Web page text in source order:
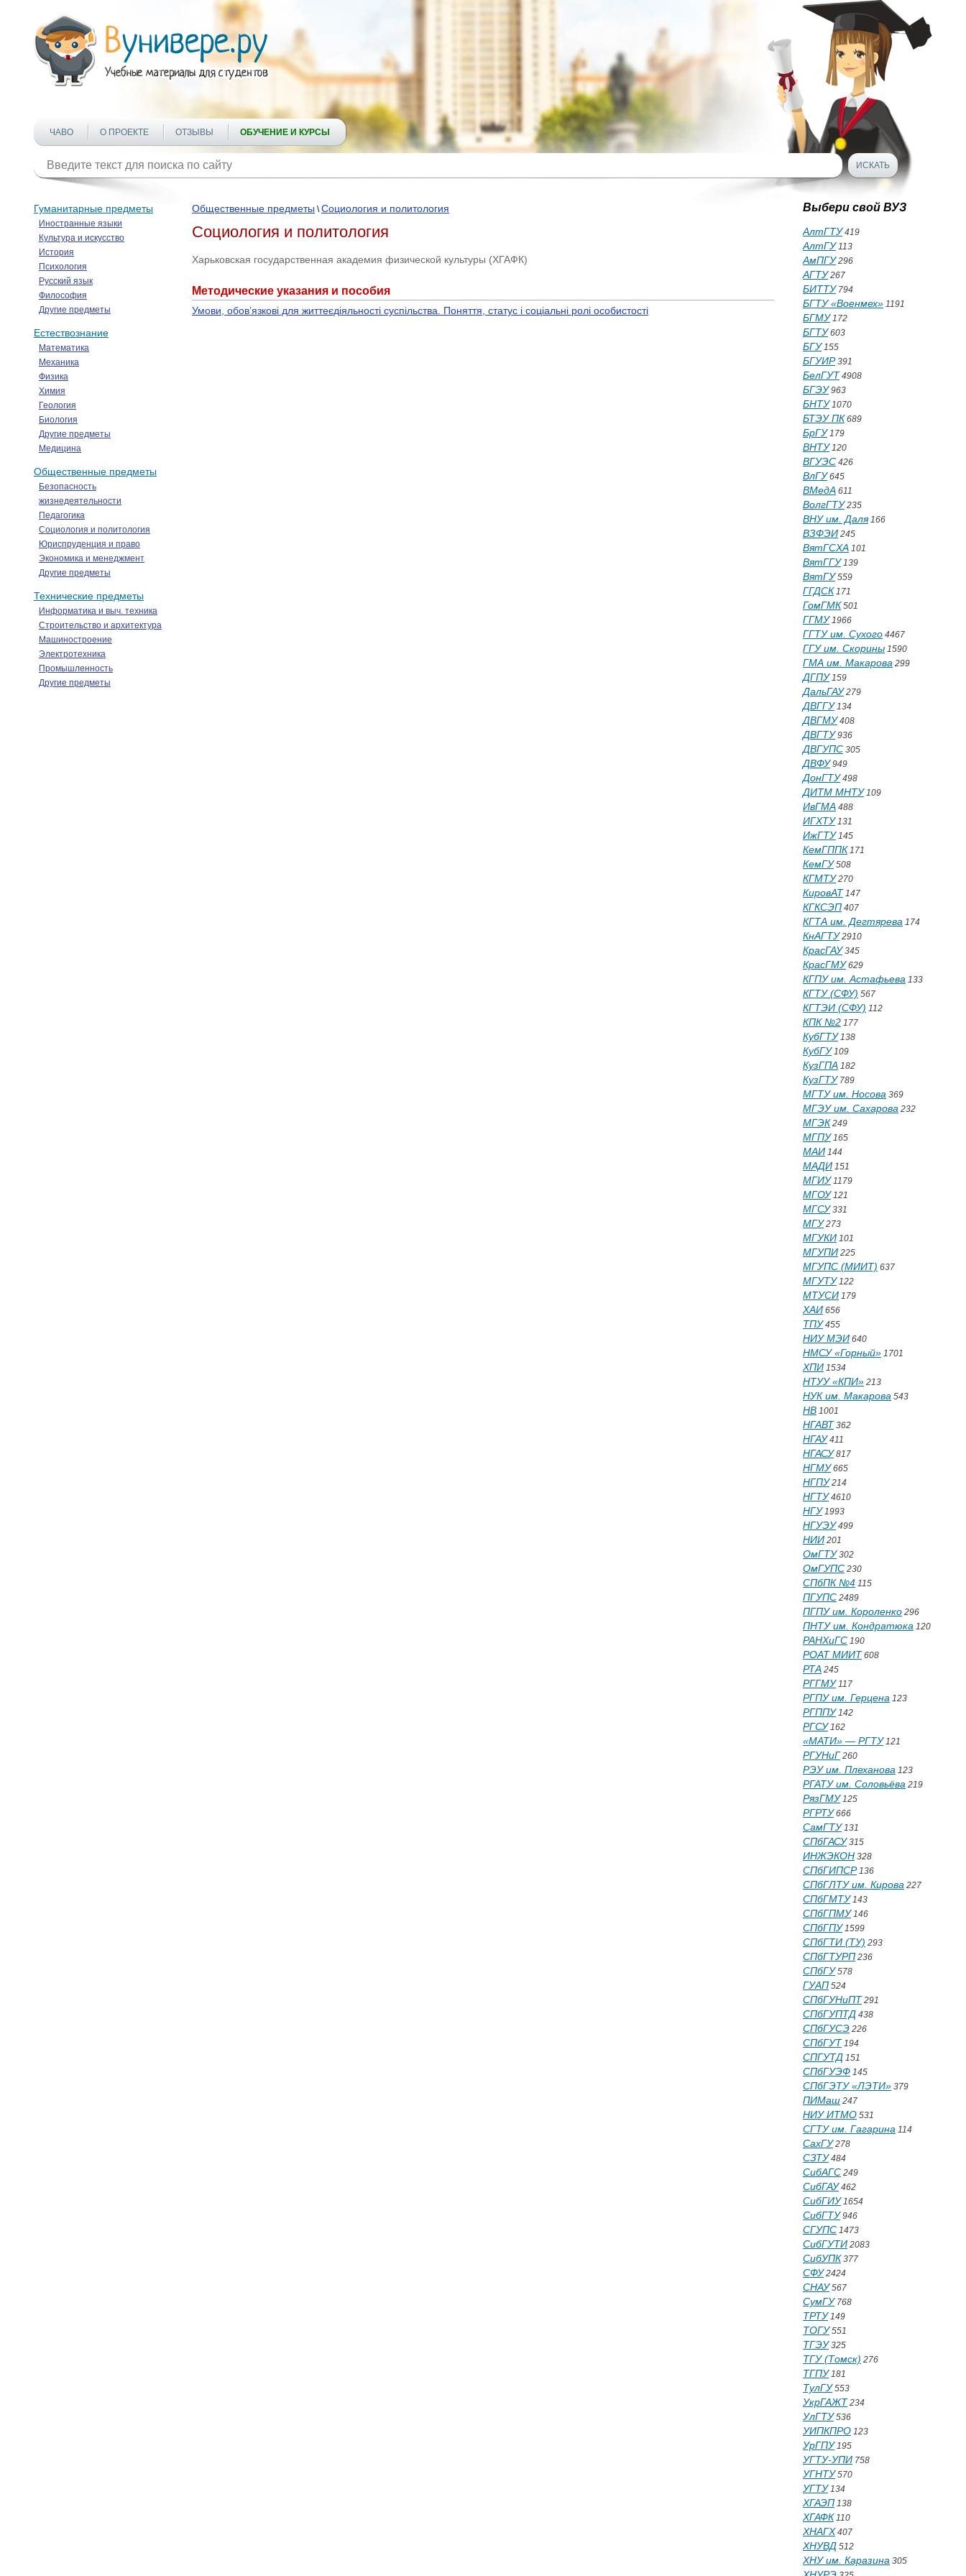
ЧАВО О ПРОЕКТЕ ОТЗЫВЫ ОБУЧЕНИЕ И КУРСЫ
Гуманитарные предметы
Иностранные языки
Культура и искусство
История
Психология
Русский язык
Философия
Другие предметы
Естествознание
Математика
Механика
Физика
Химия
Геология
Биология
Другие предметы
Медицина
Общественные предметы
Безопасность
жизнедеятельности
Педагогика
Социология и политология
Юриспруденция и право
Экономика и менеджмент
Другие предметы
Технические предметы
Информатика и выч. техника
Строительство и архитектура
Машиностроение
Электротехника
Промышленность
Другие предметы
Общественные предметы \Социология и политология
Социология и политология
Харьковская государственная академия физической культуры (ХГАФК)
Методические указания и пособия
Умови, обов’язкові для життеєдіяльності суспільства. Поняття, статус і соціальні ролі особистості
Выбери свой ВУЗ
АлтГТУ419
АлтГУ113
АмПГУ296
АГТУ267
БИТТУ794
БГТУ «Военмех» 1191
БГМУ172
БГТУ603
БГУ155
БГУИР391
БелГУТ 4908
БГЭУ963
БНТУ1070
БТЭУ ПК 689
БрГУ179
ВНТУ120
ВГУЭС 426
ВлГУ645
ВМедА 611
ВолгГТУ235
ВНУ им. Даля166
ВЗФЭИ 245
ВятГСХА 101
ВятГГУ139
ВятГУ559
ГГДСК 171
ГомГМК 501
ГГМУ1966
ГГТУ им. Сухого 4467
ГГУ им. Скорины 1590
ГМА им. Макарова 299
ДГПУ159
ДальГАУ279
ДВГГУ134
ДВГМУ408
ДВГТУ936
ДВГУПС 305
ДВФУ949
ДонГТУ498
ДИТМ МНТУ109
ИвГМА 488
ИГХТУ131
ИжГТУ145
КемГППК 171
КемГУ508
КГМТУ270
КировАТ 147
КГКСЭП 407
КГТА им. Дегтярева 174
КнАГТУ2910
КрасГАУ345
КрасГМУ629
КГПУ им. Астафьева 133
КГТУ (СФУ) 567
КГТЭИ (СФУ) 112
КПК №2 177
КубГТУ138
КубГУ109
КузГПА 182
КузГТУ789
МГТУ им. Носова 369
МГЭУ им. Сахарова 232
МГЭК 249
МГПУ165
МАИ 144
МАДИ 151
МГИУ1179
МГОУ121
МГСУ331
МГУ273
МГУКИ 101
МГУПИ 225
МГУПС (МИИТ) 637
МГУТУ122
МТУСИ 179
ХАИ 656
ТПУ455
НИУ МЭИ 640
НМСУ «Горный» 1701
ХПИ 1534
НТУУ «КПИ» 213
НУК им. Макарова 543
НВ 1001
НГАВТ 362
НГАУ411
НГАСУ817
НГМУ665
НГПУ214
НГТУ4610
НГУ1993
НГУЭУ499
НИИ 201
ОмГТУ302
ОмГУПС 230
СПбПК №4 115
ПГУПС 2489
ПГПУ им. Короленко 296
ПНТУ им. Кондратюка 120
РАНХиГС 190
РОАТ МИИТ 608
РТА 245
РГГМУ117
РГПУ им. Герцена 123
РГППУ142
РГСУ162
«МАТИ» — РГТУ121
РГУНиГ 260
РЭУ им. Плеханова 123
РГАТУ им. Соловьёва 219
РязГМУ125
РГРТУ666
СамГТУ131
СПбГАСУ315
ИНЖЭКОН 328
СПбГИПСР136
СПбГЛТУ им. Кирова 227
СПбГМТУ143
СПбГПМУ146
СПбГПУ1599
СПбГТИ (ТУ) 293
СПбГТУРП 236
СПбГУ578
ГУАП 524
СПбГУНиПТ 291
СПбГУПТД 438
СПбГУСЭ 226
СПбГУТ 194
СПГУТД 151
СПбГУЭФ 145
СПбГЭТУ «ЛЭТИ» 379
ПИМаш 247
НИУ ИТМО 531
СГТУ им. Гагарина 114
СахГУ278
СЗТУ484
СибАГС 249
СибГАУ462
СибГИУ1654
СибГТУ946
СГУПС 1473
СибГУТИ 2083
СибУПК 377
СФУ2424
СНАУ567
СумГУ768
ТРТУ149
ТОГУ551
ТГЭУ325
ТГУ (Томск) 276
ТГПУ181
ТулГУ553
УкрГАЖТ 234
УлГТУ536
УИПКПРО 123
УрГПУ195
УГТУ-УПИ 758
УГНТУ570
УГТУ134
ХГАЭП 138
ХГАФК 110
ХНАГХ 407
ХНУВД 512
ХНУ им. Каразина 305